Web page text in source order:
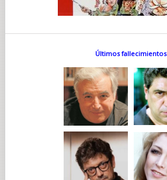
Últimos fallecimientos